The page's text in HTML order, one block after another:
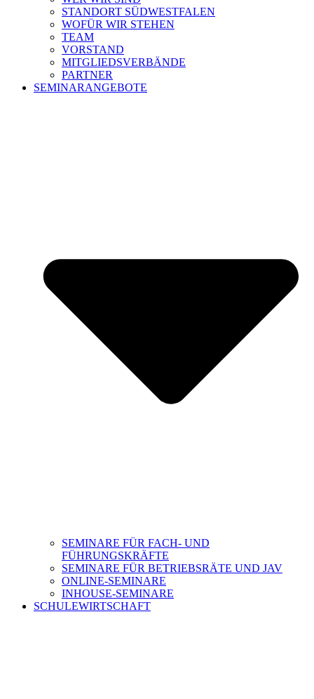
STANDORT SÜDWESTFALEN
WOFÜR WIR STEHEN
TEAM
VORSTAND
MITGLIEDSVERBÄNDE
PARTNER
SEMINARANGEBOTE
SEMINARE FÜR FACH- UND
FÜHRUNGSKRÄFTE
SEMINARE FÜR BETRIEBSRÄTE UND JAV
ONLINE-SEMINARE
INHOUSE-SEMINARE
SCHULEWIRTSCHAFT